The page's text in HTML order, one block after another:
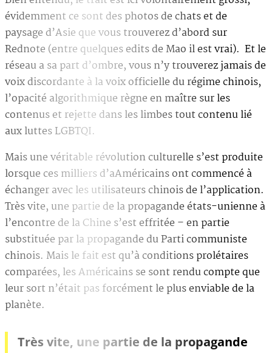
évidemment ce sont des photos de chats et de
paysage d’Asie que vous trouverez d’abord sur
Rednote (entre quelques edits de Mao il est vrai). Et le
réseau a sa part d’ombre, vous n’y trouverez jamais de
voix discordante à la voix officielle du régime chinois,
l’opacité algorithmique règne en maître sur les
contenus et rejette dans les limbes tout contenu lié
aux luttes LGBTQI.
Mais une véritable révolution culturelle s’est produite
lorsque ces milliers d’aAméricains ont commencé à
échanger avec les utilisateurs chinois de l’application.
Très vite, une partie de la propagande états-unienne à
l’encontre de la Chine s’est effritée – en partie
substituée par la propagande du Parti communiste
chinois. Mais le fait est qu’à conditions prolétaires
comparées, les Américains se sont rendu compte que
leur sort n’était pas forcément le plus enviable de la
planète.
Très vite, une partie de la propagande